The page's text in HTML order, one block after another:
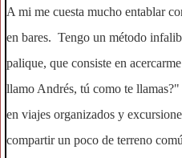
A mi me cuesta mucho entablar
en bares. Tengo un método
palique, que consiste en
llamo Andrés, tú como te
en viajes organizados y
compartir un poco de terreno